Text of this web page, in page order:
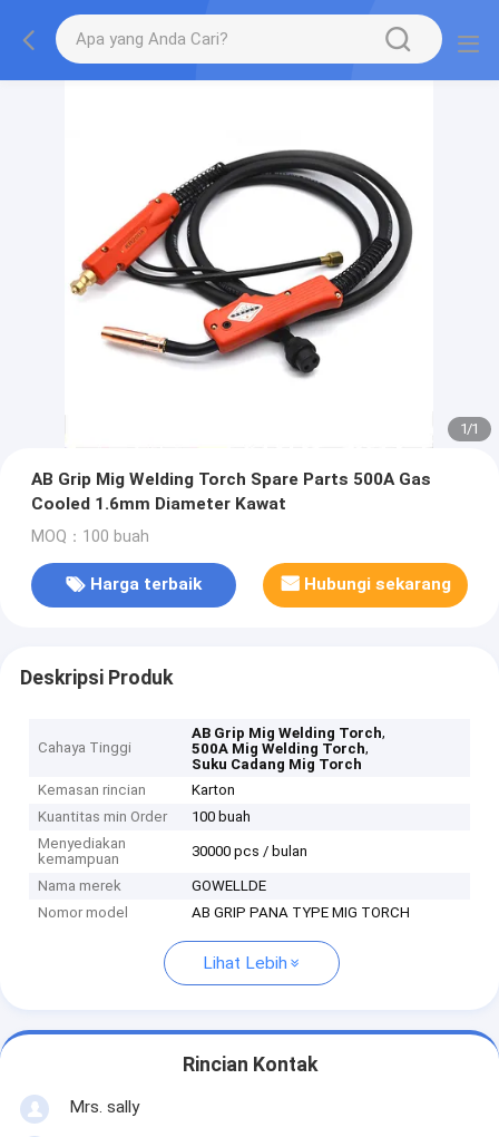
1/1
AB Grip Mig Welding Torch Spare Parts 500A Gas
Cooled 1.6mm Diameter Kawat
MOQ：100 buah
Harga terbaik Hubungi sekarang
Deskripsi Produk
Cahaya Tinggi
AB Grip Mig Welding Torch,
500A Mig Welding Torch,
Suku Cadang Mig Torch
Kemasan rincian
Karton
Kuantitas min Order
100 buah
Menyediakan
kemampuan
30000 pcs / bulan
Nama merek
GOWELLDE
Nomor model
AB GRIP PANA TYPE MIG TORCH
Lihat Lebih
Rincian Kontak
Mrs. sally